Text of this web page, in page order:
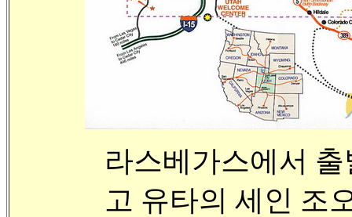
라스베가스에서
고 유타의 세인 조